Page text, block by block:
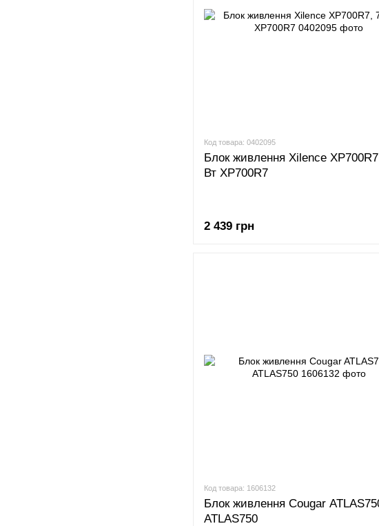
Код товара: 0402095
Блок живлення Xilence
Вт XP700R7
2 439 грн
Код товара: 1606132
Блок живлення Cougar
ATLAS750